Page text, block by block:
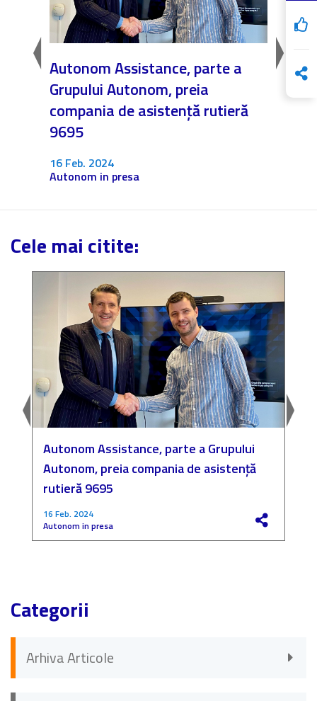
Autonom Assistance, parte a
Grupului Autonom, preia
compania de asistență rutieră
9695
16 Feb. 2024
Autonom in presa
Cele mai citite:
Autonom Assistance, parte a Grupului
Autonom, preia compania de asistență
rutieră 9695
16 Feb. 2024
Autonom in presa
Categorii
Arhiva Articole